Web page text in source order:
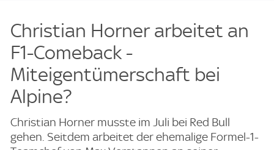
Christian Horner arbeitet an
F1-Comeback -
Miteigentümerschaft bei
Alpine?
Christian Horner musste im Juli bei Red Bull
gehen. Seitdem arbeitet der ehemalige Formel-1-